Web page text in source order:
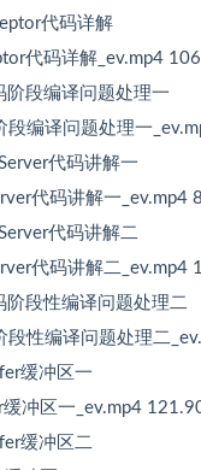
代码详解
代码详解_ev.mp4
阶段编译问题处理一
段编译问题处理一
代码讲解一
代码讲解一_ev.mp4
代码讲解二
代码讲解二_ev.mp4
阶段性编译问题处理二
段性编译问题处理二
缓冲区一
冲区一_ev.mp4
缓冲区二